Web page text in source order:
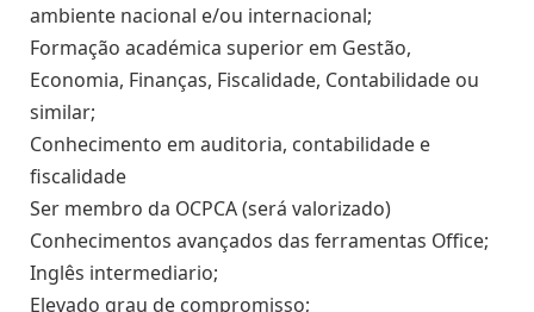
ambiente nacional e/ou internacional;
Formação académica superior em Gestão,
Economia, Finanças, Fiscalidade, Contabilidade ou
similar;
Conhecimento em auditoria, contabilidade e
fiscalidade
Ser membro da OCPCA (será valorizado)
Conhecimentos avançados das ferramentas Office;
Inglês intermediario;
Elevado grau de compromisso;